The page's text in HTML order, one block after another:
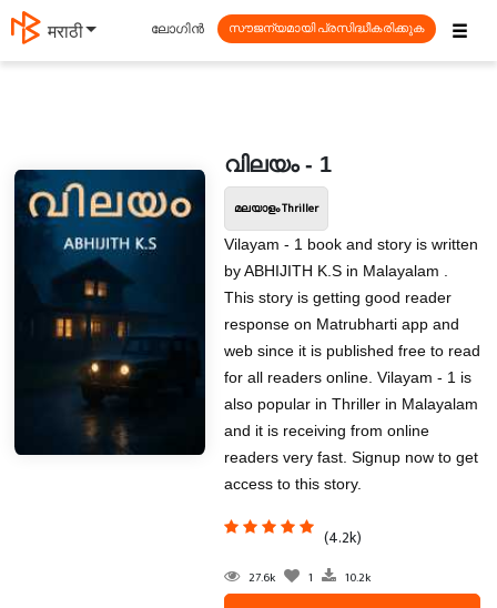
मराठी ☰
ലോഗിൻ സൗജന്യമായി പ്രസിദ്ധീകരിക്കുക
വിലയം - 1
മലയാളം Thriller
Vilayam - 1 book and story is written
by ABHIJITH K.S in Malayalam .
This story is getting good reader
response on Matrubharti app and
web since it is published free to read
for all readers online. Vilayam - 1 is
also popular in Thriller in Malayalam
and it is receiving from online
readers very fast. Signup now to get
access to this story.
(4.2k)
27.6k 1 10.2k